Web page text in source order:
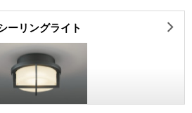
ーリングライト